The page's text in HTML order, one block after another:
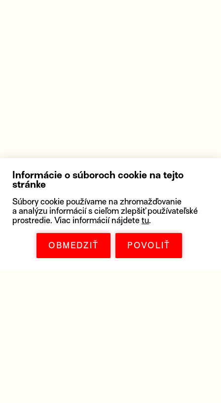
Informácie o súboroch cookie na tejto
stránke
Súbory cookie používame na zhromažďovanie
a analýzu informácií s cieľom zlepšiť používateľské
prostredie. Viac informácií nájdete tu.
OBMEDZIŤ POVOLIŤ